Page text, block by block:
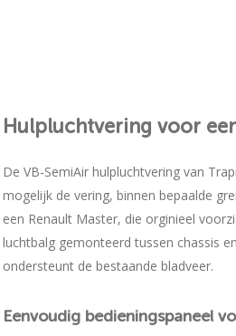
Hulpluchtvering voor
De VB-SemiAir hulpluchtvering van
mogelijk de vering, binnen bepaalde
een Renault Master, die orginieel
luchtbalg gemonteerd tussen chassis
ondersteunt de bestaande bladveer.
Eenvoudig bedieningspaneel